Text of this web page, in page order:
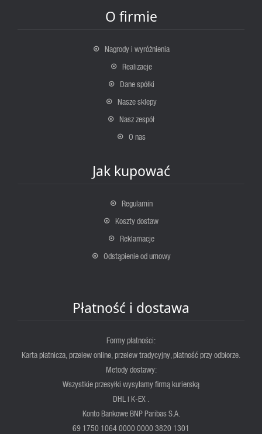
O firmie
Nagrody i wyróżnienia
Realizacje
Dane spółki
Nasze sklepy
Nasz zespół
O nas
Jak kupować
Regulamin
Koszty dostaw
Reklamacje
Odstąpienie od umowy
Płatność i dostawa
Formy płatności:
Karta płatnicza, przelew online, przelew tradycyjny, płatność przy odbiorze.
Metody dostawy:
Wszystkie przesyłki wysyłamy firmą kurierską
DHL i K-EX .
Konto Bankowe BNP Paribas S.A.
69 1750 1064 0000 0000 3820 1301